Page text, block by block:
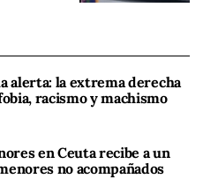
alerta: la extrema derecha
racismo y machismo
en Ceuta recibe a un
no acompañados